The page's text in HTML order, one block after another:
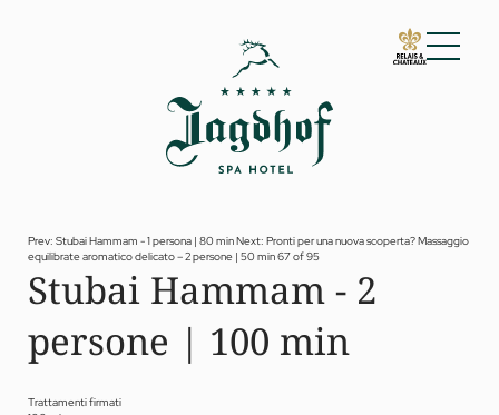
01 Lo Jagdhof
02 Camere e suite
Spa
Fitness
Private Spa Suite
Jagdhof Specials by Dr. A. Papp
Yoga
Prev: Stubai Hammam - 1 persona | 80 minNext: Pronti per una nuova scoperta? Massaggio
equilibrate aromatico delicato – 2 persone | 50 min67 of 95
Stubai Hammam - 2
persone | 100 min
Trattamenti firmati